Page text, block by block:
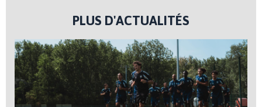
PLUS D'ACTUALITÉS